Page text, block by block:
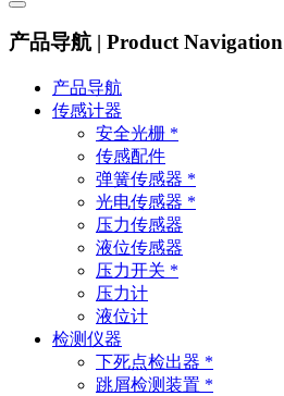
产品导航 | Product Navigation
产品导航
传感计器
安全光栅 *
传感配件
弹簧传感器 *
光电传感器 *
压力传感器
液位传感器
压力开关 *
压力计
液位计
检测仪器
下死点检出器 *
跳屑检测装置 *